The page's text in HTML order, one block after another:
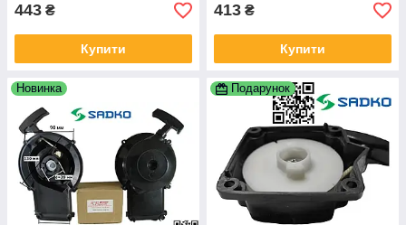
443 ₴
Купити
413 ₴
Купити
Новинка Подарунок